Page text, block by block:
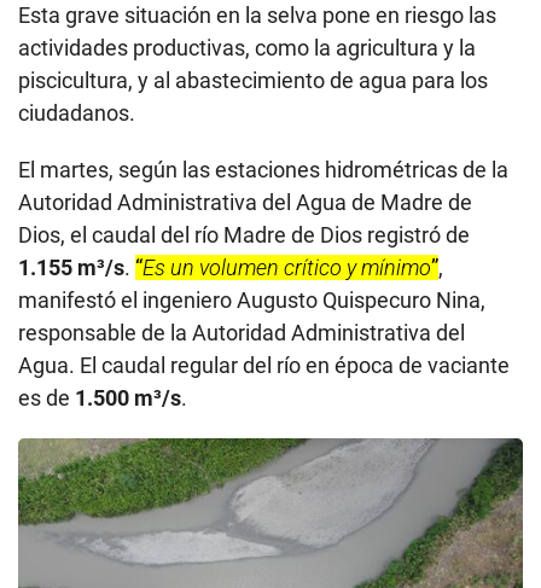
Esta grave situación en la selva pone en riesgo las
actividades productivas, como la agricultura y la
piscicultura, y al abastecimiento de agua para los
ciudadanos.
El martes, según las estaciones hidrométricas de la
Autoridad Administrativa del Agua de Madre de
Dios, el caudal del río Madre de Dios registró de
1.155 m³/s. “Es un volumen crítico y mínimo”,
manifestó el ingeniero Augusto Quispecuro Nina,
responsable de la Autoridad Administrativa del
Agua. El caudal regular del río en época de vaciante
es de 1.500 m³/s.